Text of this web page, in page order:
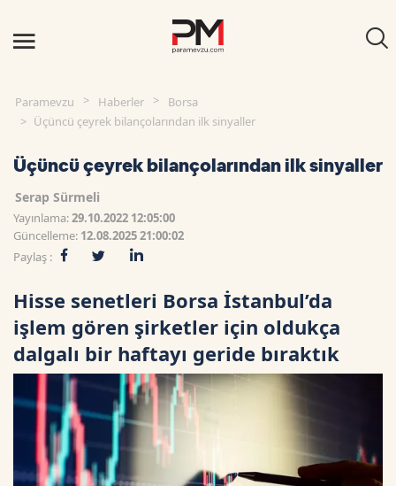
Paramevzu Haberler
Borsa
Üçüncü çeyrek bilançolarından ilk sinyaller
Üçüncü çeyrek bilançolarından ilk sinyaller
Serap Sürmeli
Yayınlama:29.10.2022 12:05:00
Güncelleme: 12.08.2025 21:00:02
Paylaş :
Hisse senetleri Borsa İstanbul’da
işlem gören şirketler için oldukça
dalgalı bir haftayı geride bıraktık